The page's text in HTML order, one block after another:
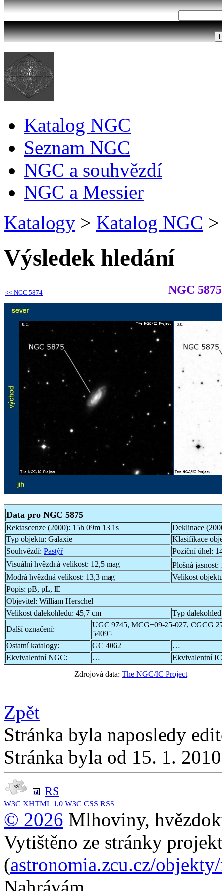
Katalog NGC
Seznam NGC
NGC a souhvězdí
NGC a Messier
Katalogy > Katalog NGC >
Výsledek hledání
<< NGC 5874 NGC 5875
Data pro NGC 5875
Rektascenze (2000): 15h 09m 13,1s
Deklinace
Typ objektu: Galaxie
Klasifikace
Souhvězdí: Pastýř Poziční úhel:
Visuální hvězdná velikost: 12,5 mag Plošná jasnost:
Modrá hvězdná velikost: 13,3 mag
Velikost
Popis: pB, pL, lE
Objevitel: William Herschel
Velikost dalekohledu: 45,7 cm
Typ
Další označení:
UGC 9745, MCG+09-25-027, CGCG
54095
Ostatní katalogy:
GC 4062
…
Ekvivalentní NGC:
…
Ekvivalentní
Zdrojová data: The NGC/IC Project
Zpět
Stránka byla naposledy
Stránka byla od 15. 1.
RS
W3C XHTML 1.0 W3C CSS RSS
© 2026 Mlhoviny,
Vytištěno ze stránky
(astronomia.zcu.cz/
Nahrávám...